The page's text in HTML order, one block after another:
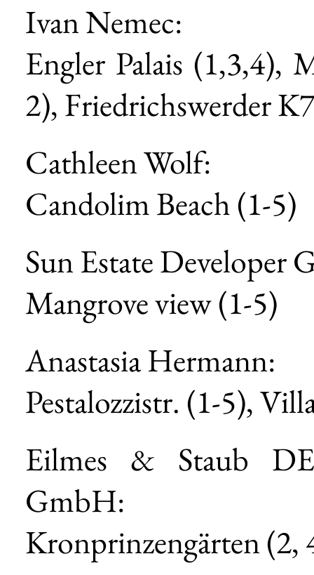
Ivan Nemec:
Engler Palais (1,3,4),
2), Friedrichswerder
Cathleen Wolf:
Candolim Beach (1-5)
Sun Estate Developer
Mangrove view (1-5)
Anastasia Hermann:
Pestalozzistr. (1-5),
Eilmes & Staub
GmbH:
Kronprinzengärten (2,